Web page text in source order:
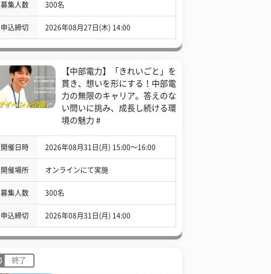
募集人数 300名
申込締切 2026年08月27日(木) 14:00
【中部電力】「きれいごと」を
貫き、想いを形にする！中部電
力の無限のキャリア。答えのな
い問いに挑み、成長し続ける環
境の魅力 #
開催日時 2026年08月31日(月) 15:00〜16:00
開催場所 オンラインにて実施
募集人数 300名
申込締切 2026年08月31日(月) 14:00
終了